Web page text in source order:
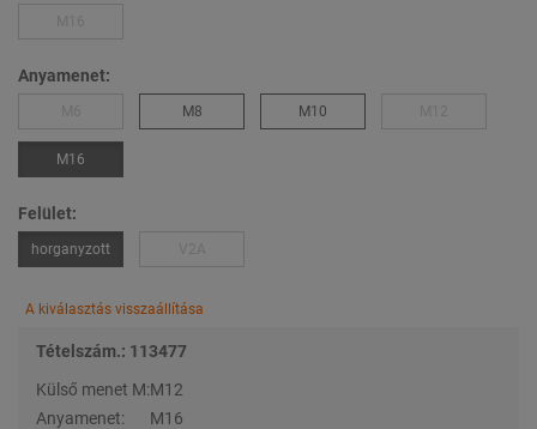
Anyamenet:
M8 M10
M16
Felület:
horganyzott
A kiválasztás visszaállítása
Tételszám.: 113477
Külső menet M:M12
Anyamenet:
M16